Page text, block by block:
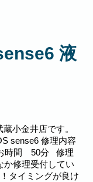
液
小金井店です。
sense6 修理内容
時間 50分 修理
か修理受付してい
タイミングが良け